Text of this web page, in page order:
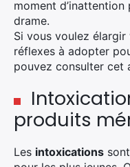
moment
drame.
Si vous voulez élargir
réflexes à adopter
pouvez consulter cet
produits
Les intoxications